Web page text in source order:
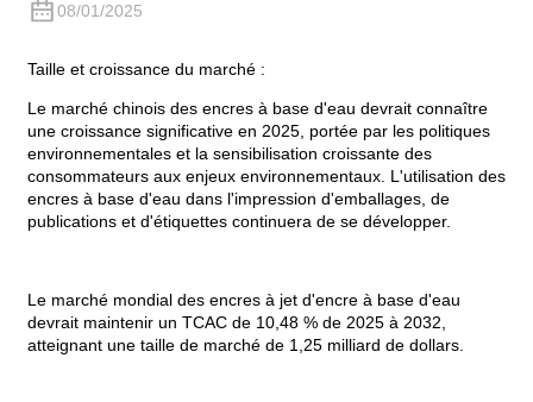
08/01/2025
Taille et croissance du marché :
Le marché chinois des encres à base d'eau devrait connaître
une croissance significative en 2025, portée par les politiques
environnementales et la sensibilisation croissante des
consommateurs aux enjeux environnementaux. L'utilisation des
encres à base d'eau dans l'impression d'emballages, de
publications et d'étiquettes continuera de se développer.
Le marché mondial des encres à jet d'encre à base d'eau
devrait maintenir un TCAC de 10,48 % de 2025 à 2032,
atteignant une taille de marché de 1,25 milliard de dollars.